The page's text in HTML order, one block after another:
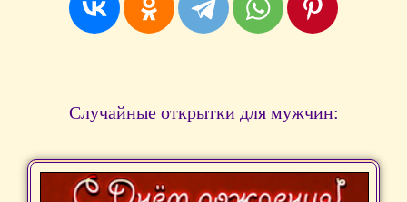
Случайные открытки для мужчин: